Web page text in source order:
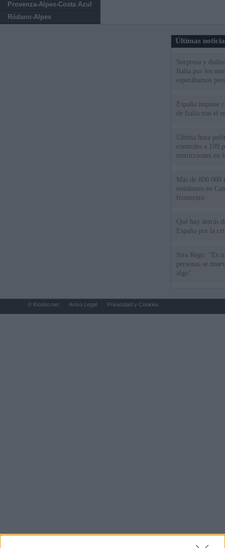
Provenza-Alpes-Costa Azul
Ródano-Alpes
Últimas
Sorpresa y
Italia por los
esperábamos
España impone
de Italia tras el
Última hora
controles a 199
restricciones en
Más de 800.000
residentes en
fronterizo
Qué hay detrás
España por la
Sira Rego: "Es
personas se
algo"
© Kiosko.net Aviso Legal Privacidad y Cookies